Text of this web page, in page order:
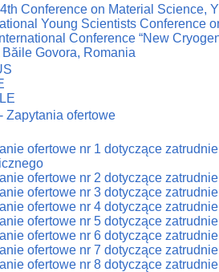
Conference on Material Science,
Young Scientists Conference
Conference “New
Băile Govora, Romania
Zapytania ofertowe
ofertowe nr 1 dotyczące
ofertowe nr 2 dotyczące
ofertowe nr 3 dotyczące
ofertowe nr 4 dotyczące
ofertowe nr 5 dotyczące
ofertowe nr 6 dotyczące
ofertowe nr 7 dotyczące
ofertowe nr 8 dotyczące